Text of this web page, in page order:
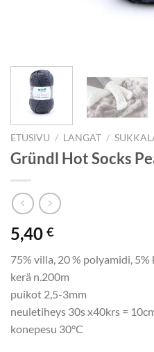
ETUSIVU / LANGAT /
Gründl Hot Socks
5,40 €
75% villa, 20 % polyamidi, 5%
kerä n.200m
puikot 2,5-3mm
neuletiheys 30s x40krs =
konepesu 30°C